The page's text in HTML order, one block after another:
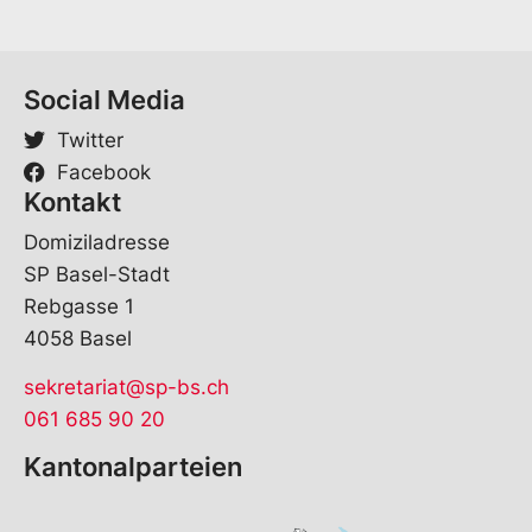
Social Media
Twitter
Facebook
Kontakt
Domiziladresse
SP Basel-Stadt
Rebgasse 1
4058 Basel
sekretariat@sp-bs.ch
061 685 90 20
Kantonalparteien